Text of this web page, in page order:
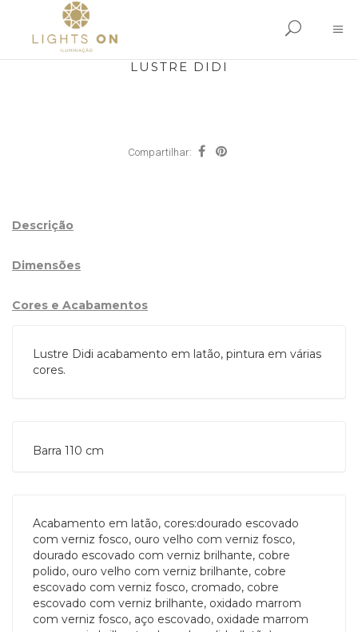
LUSTRE DIDI
Compartilhar:
Descrição
Dimensões
Cores e Acabamentos
Lustre Didi acabamento em latão, pintura em várias
cores.
Barra 110 cm
Acabamento em latão, cores:dourado escovado
com verniz fosco, ouro velho com verniz fosco,
dourado escovado com verniz brilhante, cobre
polido, ouro velho com verniz brilhante, cobre
escovado com verniz fosco, cromado, cobre
escovado com verniz brilhante, oxidado marrom
com verniz fosco, aço escovado, oxidade marrom